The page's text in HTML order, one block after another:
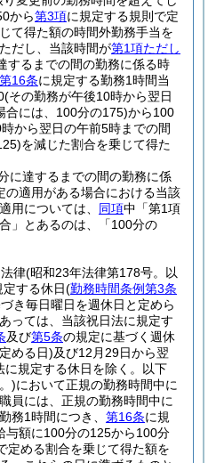
から第3項に規定する規則で定
て得た額の時間外勤務手当を
ただし、当該時間が第1項ただし
するまでの間の勤務に係る時
第16条に規定する勤務1時間当
(その勤務が午後10時から翌日
合には、100分の175)から100
から翌日の午前5時までの間
を減じた割合を乗じて得た
に達するまでの間の勤務に係
の適用がある場合における当該
用については、 同項中「第1項
」とあるのは、「100分の
律(昭和23年法律第178号。以
定する休日(勤務時間条例第3条
き毎日曜日を週休日と定めら
っては、当該祝日法に規定す
及び第5条の規定に基づく週休
める日)及び12月29日から翌
に規定する休日を除く。以下
)において正規の勤務時間中に
員には、正規の勤務時間中に
務1時間につき、 第16条に規
与額に100分の125から100分
定める割合を乗じて得た額を